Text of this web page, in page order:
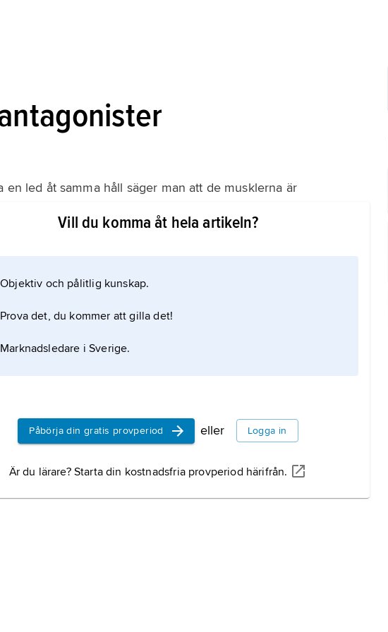
led åt samma håll säger man att de musklerna är
muskel sträcker samma led säger man att de
bli korta.
Vill du komma åt hela artikeln?
Objektiv och pålitlig kunskap.
Prova det, du kommer att gilla det!
Marknadsledare i Sverige.
Påbörja din gratis provperiod eller Logga in
Är du lärare? Starta din kostnadsfria provperiod härifrån.